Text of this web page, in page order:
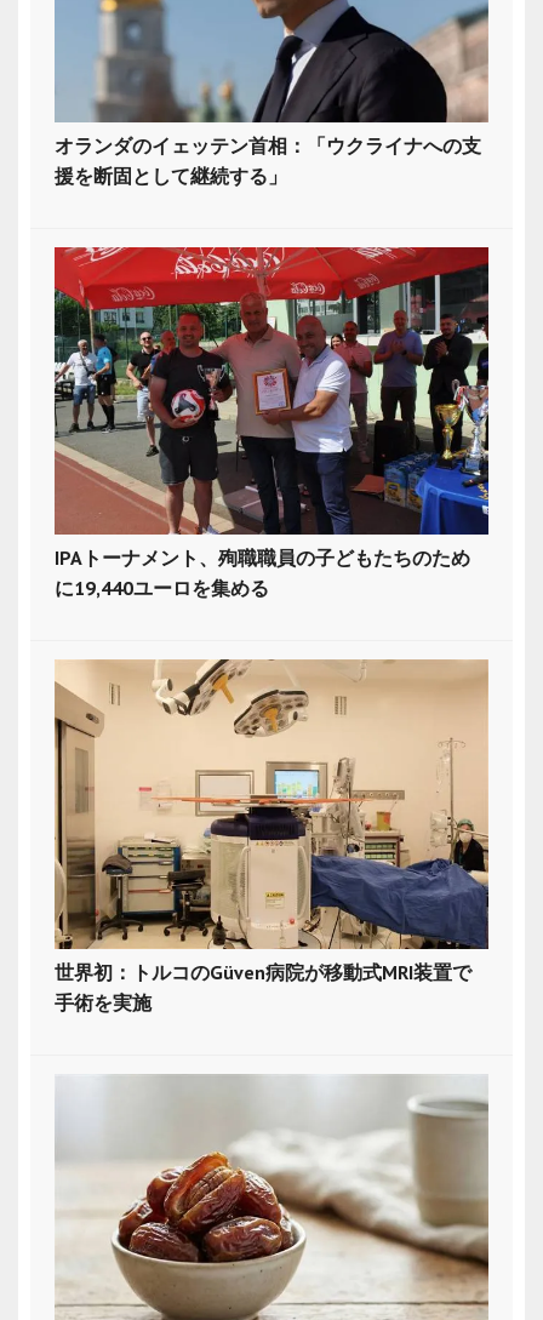
オランダのイェッテン首相：「ウクライナへの支
援を断固として継続する」
IPAトーナメント、殉職職員の子どもたちのため
に19,440ユーロを集める
世界初：トルコのGüven病院が移動式MRI装置で
手術を実施